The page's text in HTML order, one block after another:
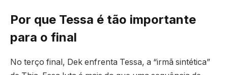
Por que Tessa é tão importante
para o final
No terço final, Dek enfrenta Tessa, a “irmã sintética”